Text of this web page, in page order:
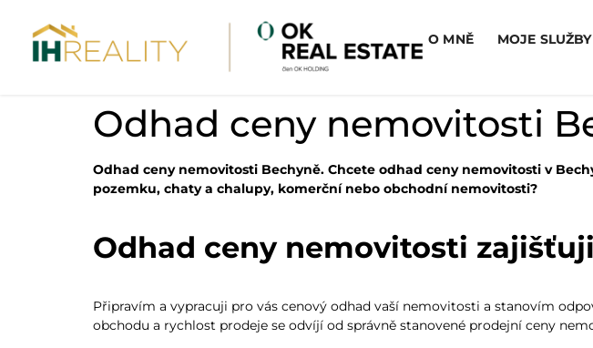
O MNĚ MOJE SLUŽBY
Odhad ceny nemovitosti
Odhad ceny nemovitosti Bechyně. Chcete odhad ceny nemovitosti v
pozemku, chaty a chalupy, komerční nebo obchodní nemovitosti?
Odhad ceny nemovitosti
Připravím a vypracuji pro vás cenový odhad vaší nemovitosti a stanovím
obchodu a rychlost prodeje se odvíjí od správně stanovené prodejní ceny